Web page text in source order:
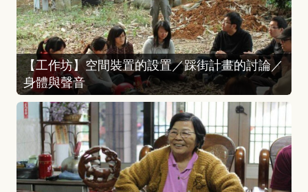
【工作坊】空間裝置的設置／踩街計畫的討論／
身體與聲音